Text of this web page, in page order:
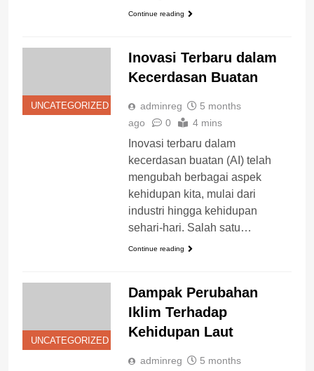
Continue reading
UNCATEGORIZED
Inovasi Terbaru dalam
Kecerdasan Buatan
adminreg
5 months
ago
0 4 mins
Inovasi terbaru dalam
kecerdasan buatan (AI) telah
mengubah berbagai aspek
kehidupan kita, mulai dari
industri hingga kehidupan
sehari-hari. Salah satu…
Continue reading
UNCATEGORIZED
Dampak Perubahan
Iklim Terhadap
Kehidupan Laut
adminreg
5 months